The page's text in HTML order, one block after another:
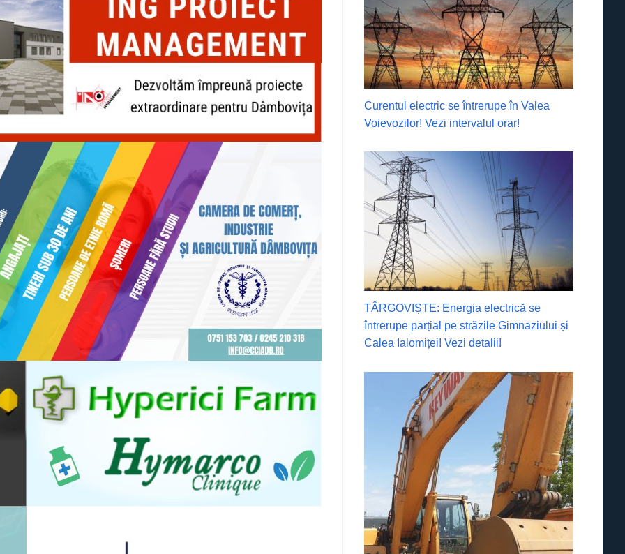
Curentul electric se întrerupe în Valea
Voievozilor! Vezi intervalul orar!
TÂRGOVIȘTE: Energia electrică se
întrerupe parțial pe străzile Gimnaziului și
Calea Ialomiței! Vezi detalii!